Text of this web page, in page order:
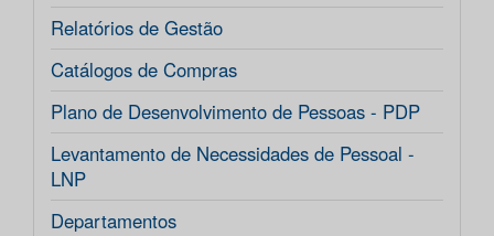
Relatórios de Gestão
Catálogos de Compras
Plano de Desenvolvimento de Pessoas - PDP
Levantamento de Necessidades de Pessoal -
LNP
Departamentos